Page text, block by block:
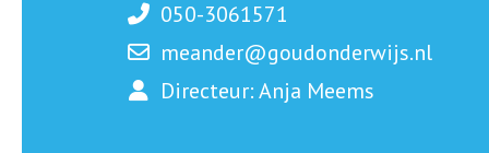
050-3061571
meander@goudonderwijs.nl
Directeur: Anja Meems